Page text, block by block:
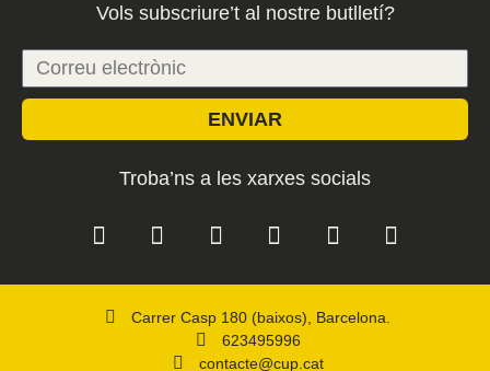
Vols subscriure’t al nostre butlletí?
ENVIAR
Troba’ns a les xarxes socials
Carrer Casp 180 (baixos), Barcelona.
623495996
contacte@cup.cat